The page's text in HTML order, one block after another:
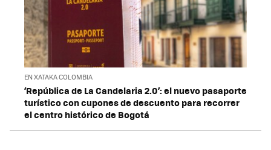
EN XATAKA COLOMBIA
‘República de La Candelaria 2.0’: el nuevo pasaporte
turístico con cupones de descuento para recorrer
el centro histórico de Bogotá